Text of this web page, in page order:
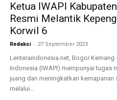
Ketua IWAPI
Resmi Melantik
Korwil 6
Redaksi - 27 September 2023
Lenteraindonesia.net, Bogor Kemang
Indonesia (IWAPI) mempunyai tugas
juang dan meningkatkan kemapanan
melalui...